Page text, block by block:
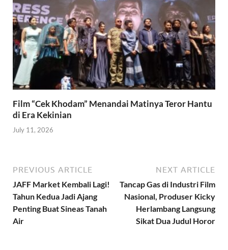
Film “Cek Khodam” Menandai Matinya Teror Hantu
di Era Kekinian
July 11, 2026
PREVIOUS ARTICLE
JAFF Market Kembali Lagi!
Tahun Kedua Jadi Ajang
Penting Buat Sineas Tanah
Air
NEXT ARTICLE
Tancap Gas di Industri Film
Nasional, Produser Kicky
Herlambang Langsung
Sikat Dua Judul Horor